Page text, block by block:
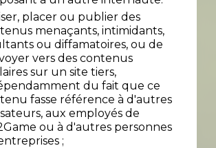
placer ou publier des
menaçants, intimidants,
ou diffamatoires, ou de
vers des contenus
sur un site tiers,
du fait que ce
fasse référence à d'autres
aux employés de
ou à d'autres personnes
;